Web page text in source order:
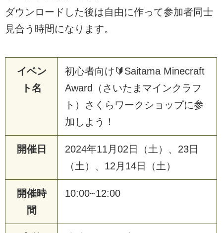
ダウンロードした後は自由に作って参加者同士
見合う時間になります。
イベン
ト名
初心者向け🔰Saitama Minecraft
Award（さいたまマインクラフ
ト）さくらワークショップに参
加しよう！
開催日
2024年11月02日（土）、23日
（土）、12月14日（土）
開催時
間
10:00~12:00